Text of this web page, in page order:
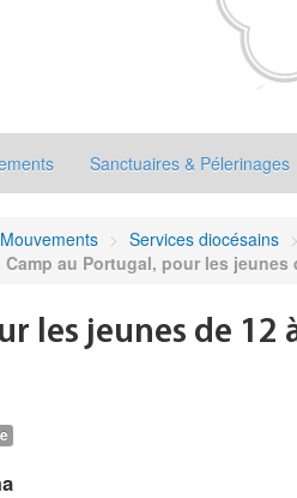
Sanctuaires & Pélerinages
> Services diocésains >
Camp au Portugal, pour les jeunes
les jeunes de 12